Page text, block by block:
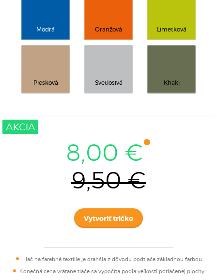
Modrá Oranžová Limetková
Piesková Svetlosivá Khaki
AKCIA
8,00 €
9,50 €
Vytvoriť tričko
Tlač na farebné textílie je drahšia z dôvodu podtlače základnou farbou.
Konečná cena vrátane tlače sa vypočíta podľa veľkosti potlačenej plochy.